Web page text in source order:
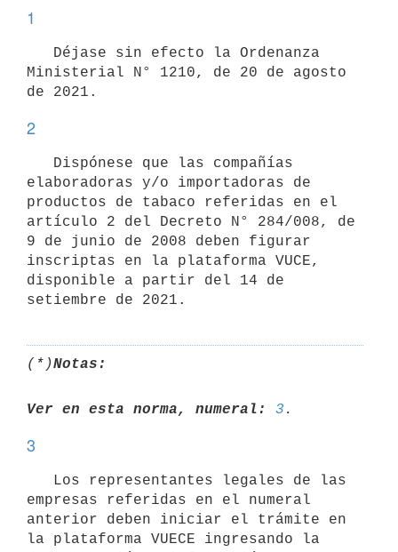
1
Ministerial N° 1210, de 20 de agosto
2
elaboradoras y/o importadoras de
productos de tabaco referidas en el
artículo 2 del Decreto N° 284/008, de
9 de junio de 2008 deben figurar
inscriptas en la plataforma VUCE,
disponible a partir del 14 de
(*)Notas:
Ver en esta norma, numeral: 3
3
empresas referidas en el numeral
anterior deben iniciar el trámite en
la plataforma VUECE ingresando la